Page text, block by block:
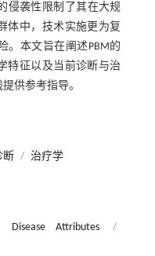
侵袭性限制了其在大规
体中，技术实施更为复
。本文旨在阐述PBM的
特征以及当前诊断与治
供参考指导。
断 / 治疗学
Disease Attributes
/